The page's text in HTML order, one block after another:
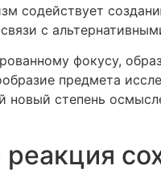
содействует
с
фокусу,
предмета
степень